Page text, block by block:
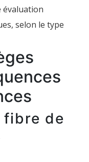
évaluation
selon le type
fibre de